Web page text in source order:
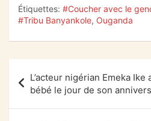
Étiquettes: #Coucher avec le
#Tribu Banyankole, Ouganda
de
l’article
L’acteur nigérian Emeka
bébé le jour de son